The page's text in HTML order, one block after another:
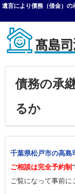
遺言により債務（借金）
債務の承
るか
千葉県松戸市の高島
ご相談は完全予約制
ご覧になって事前に